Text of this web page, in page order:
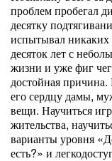
проблем пробегал
десятку
испытывал никаких
десяток лет с
жизни и уже фиг
достойная
его сердцу дамы,
вещи. Научиться
жительства,
варианты уровня
есть?» и